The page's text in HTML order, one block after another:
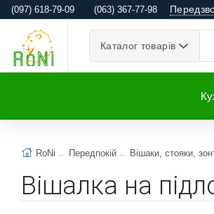
(097) 618-79-09 (063) 367-77-98
Каталог товарів
RoNi Передпокій Вішаки, стояки,
Вішалка на